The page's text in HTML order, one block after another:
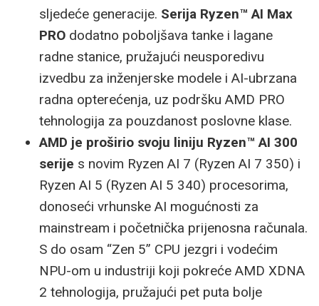
sljedeće generacije. Serija Ryzen™ AI Max
PRO dodatno poboljšava tanke i lagane
radne stanice, pružajući neusporedivu
izvedbu za inženjerske modele i AI-ubrzana
radna opterećenja, uz podršku AMD PRO
tehnologija za pouzdanost poslovne klase.
AMD je proširio svoju liniju Ryzen™ AI 300
serije s novim Ryzen AI 7 (Ryzen AI 7 350) i
Ryzen AI 5 (Ryzen AI 5 340) procesorima,
donoseći vrhunske AI mogućnosti za
mainstream i početnička prijenosna računala.
S do osam “Zen 5” CPU jezgri i vodećim
NPU-om u industriji koji pokreće AMD XDNA
2 tehnologija, pružajući pet puta bolje